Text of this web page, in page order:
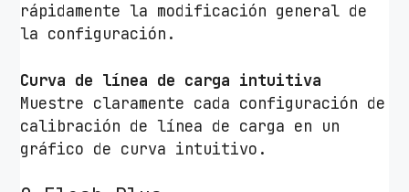
rápidamente la modificación general de
la configuración.
Curva de línea de carga intuitiva
Muestre claramente cada configuración de
calibración de línea de carga en un
gráfico de curva intuitivo.